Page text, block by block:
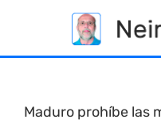
content
Maduro prohíbe las